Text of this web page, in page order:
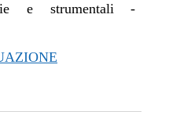
e strumentali -